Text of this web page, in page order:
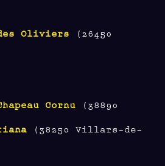
Oliviers (26450
Cornu (38890
(38250 Villars-de-